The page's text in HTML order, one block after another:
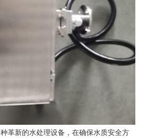
革新的水处理设备，在确保水质安全方